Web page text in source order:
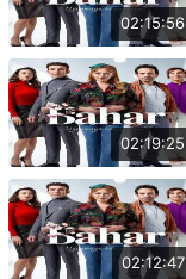
02:15:56
02:19:25
02:12:47